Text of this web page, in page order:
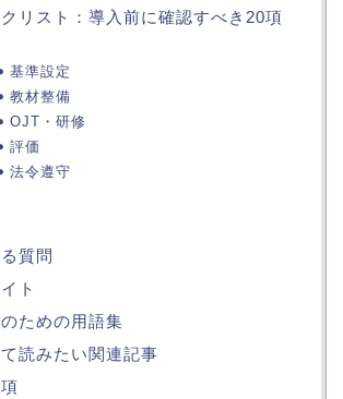
リスト：導入前に確認すべき20項
基準設定
教材整備
OJT・研修
評価
法令遵守
質問
ト
ための用語集
読みたい関連記事